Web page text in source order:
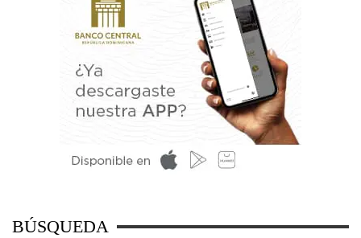
BÚSQUEDA